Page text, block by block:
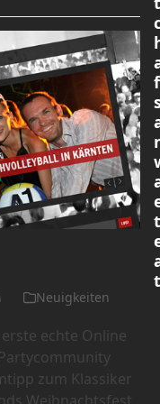
Neuigkeiten
echte Online
zum Klassiker
t
t